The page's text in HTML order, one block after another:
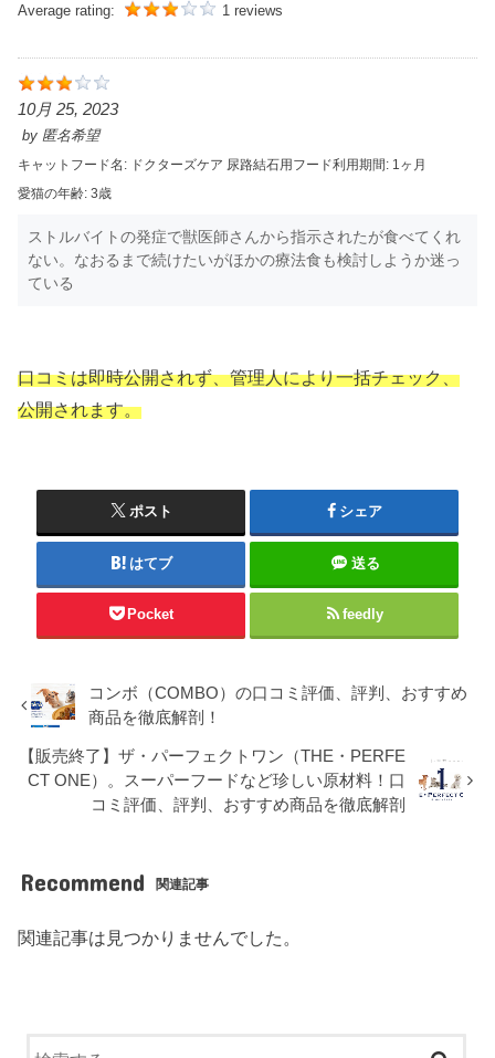
Average rating:
1 reviews
10月 25, 2023
by 匿名希望
キャットフード名: ドクターズケア 尿路結石用 フード利用期間: 1ヶ月
愛猫の年齢: 3歳
ストルバイトの発症で獣医師さんから指示されたが食べてくれ
ない。なおるまで続けたいがほかの療法食も検討しようか迷っ
ている
口コミは即時公開されず、管理人により一括チェック、
公開されます。
ポスト シェア
はてブ 送る
Pocket feedly
コンボ（COMBO）の口コミ評価、評判、おすすめ
商品を徹底解剖！
【販売終了】ザ・パーフェクトワン（THE・PERFE
CT ONE）。スーパーフードなど珍しい原材料！口
コミ評価、評判、おすすめ商品を徹底解剖
Recommend 関連記事
関連記事は見つかりませんでした。